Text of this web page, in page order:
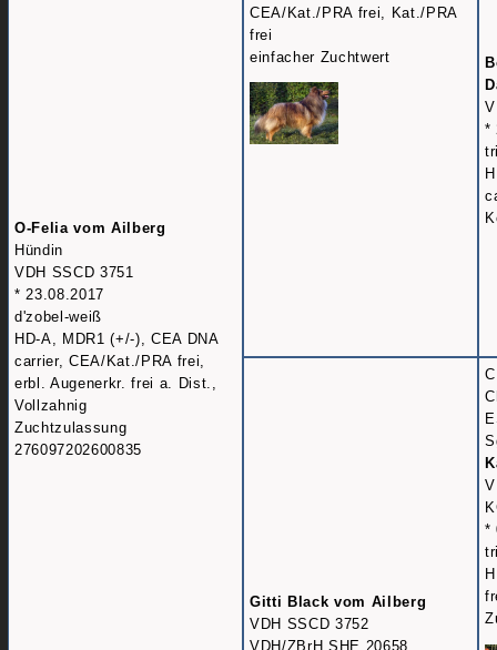
O-Felia vom Ailberg
Hündin
VDH SSCD 3751
* 23.08.2017
d'zobel-weiß
HD-A, MDR1 (+/-), CEA DNA
carrier, CEA/Kat./PRA frei,
erbl. Augenerkr. frei a. Dist.,
Vollzahnig
Zuchtzulassung
276097202600835
CEA/Kat./PRA frei, Kat./PRA
frei
einfacher Zuchtwert
*
Gitti Black vom Ailberg
VDH SSCD 3752
VDH/ZBrH SHE 20658
*